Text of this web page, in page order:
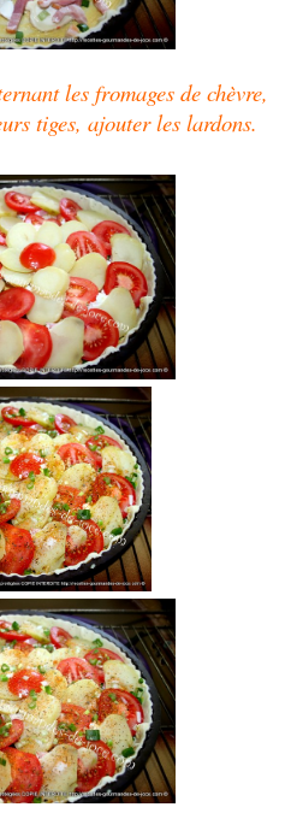
les fromages de chèvre,
tiges, ajouter les lardons.